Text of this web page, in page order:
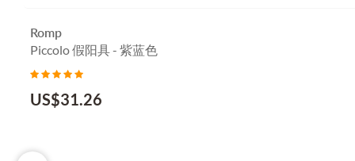
Romp
Piccolo 假阳具 - 紫蓝色
US$31.26